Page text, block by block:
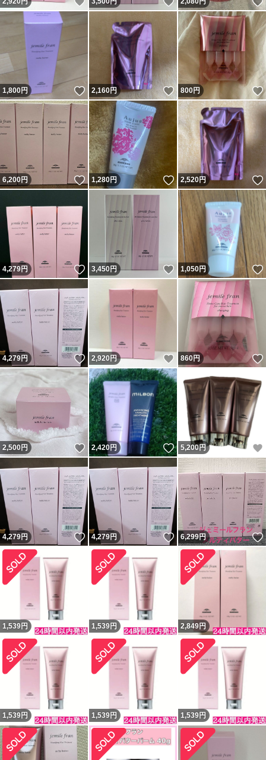
1,800円 いいね！
2,160円 いいね！
800円
6,200円 いいね！
1,280円 いいね！
2,520円
4,279円 いいね！
3,450円 いいね！
1,050円
4,279円 いいね！
2,920円 いいね！
860円
2,500円 いいね！
2,420円 いいね！
5,200円
4,279円 いいね！
4,279円 いいね！
6,299円
1,539円 1,539円 2,849円
1,539円 1,539円 1,539円